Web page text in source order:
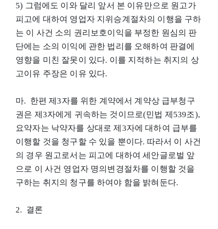
5) 그럼에도 이와 달리 앞서 본 이유만으로 원고가
피고에 대하여 영업자 지위승계절차의 이행을 구하
는 이 사건 소의 권리보호이익을 부정한 원심의 판
단에는 소의 이익에 관한 법리를 오해하여 판결에
영향을 미친 잘못이 있다. 이를 지적하는 취지의 상
고이유 주장은 이유 있다.
마. 한편 제3자를 위한 계약에서 계약상 급부청구
권은 제3자에게 귀속하는 것이므로(민법 제539조),
요약자는 낙약자를 상대로 제3자에 대하여 급부를
이행할 것을 청구할 수 있을 뿐이다. 따라서 이 사건
의 경우 원고로서는 피고에 대하여 세안글로벌 앞
으로 이 사건 영업자 명의변경절차를 이행할 것을
구하는 취지의 청구를 하여야 함을 밝혀둔다.
2. 결론